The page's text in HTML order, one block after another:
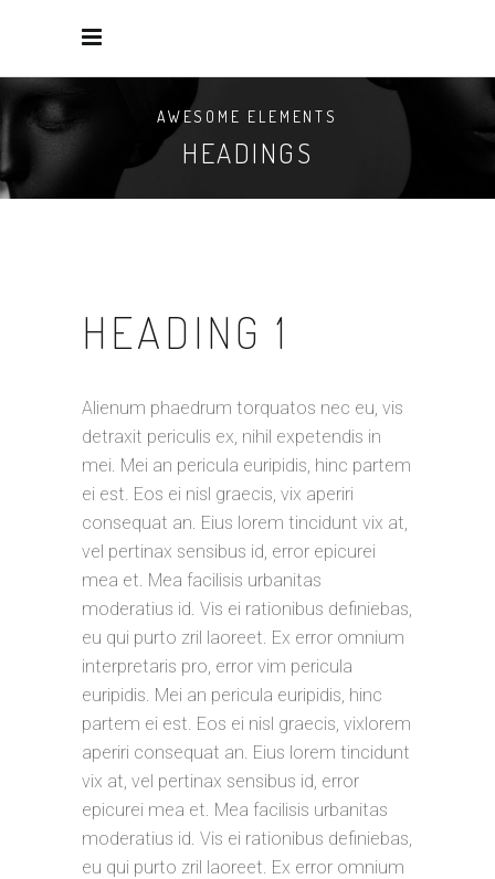
AWESOME ELEMENTS
HEADINGS
HEADING 1
Alienum phaedrum torquatos nec eu, vis
detraxit periculis ex, nihil expetendis in
mei. Mei an pericula euripidis, hinc partem
ei est. Eos ei nisl graecis, vix aperiri
consequat an. Eius lorem tincidunt vix at,
vel pertinax sensibus id, error epicurei
mea et. Mea facilisis urbanitas
moderatius id. Vis ei rationibus definiebas,
eu qui purto zril laoreet. Ex error omnium
interpretaris pro, error vim pericula
euripidis. Mei an pericula euripidis, hinc
partem ei est. Eos ei nisl graecis, vixlorem
aperiri consequat an. Eius lorem tincidunt
vix at, vel pertinax sensibus id, error
epicurei mea et. Mea facilisis urbanitas
moderatius id. Vis ei rationibus definiebas,
eu qui purto zril laoreet. Ex error omnium